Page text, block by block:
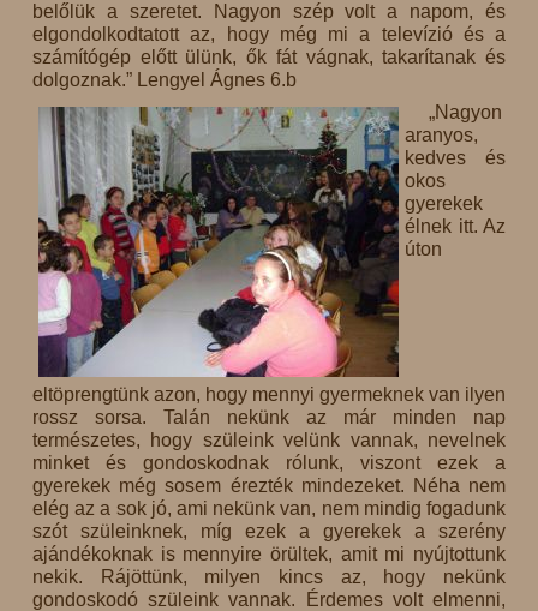
belőlük a szeretet. Nagyon szép volt a napom, és
elgondolkodtatott az, hogy még mi a televízió és a
számítógép előtt ülünk, ők fát vágnak, takarítanak és
dolgoznak.” Lengyel Ágnes 6.b
„Nagyon
aranyos,
kedves és
okos
gyerekek
élnek itt. Az
úton
eltöprengtünk azon, hogy mennyi gyermeknek van ilyen
rossz sorsa. Talán nekünk az már minden nap
természetes, hogy szüleink velünk vannak, nevelnek
minket és gondoskodnak rólunk, viszont ezek a
gyerekek még sosem érezték mindezeket. Néha nem
elég az a sok jó, ami nekünk van, nem mindig fogadunk
szót szüleinknek, míg ezek a gyerekek a szerény
ajándékoknak is mennyire örültek, amit mi nyújtottunk
nekik. Rájöttünk, milyen kincs az, hogy nekünk
gondoskodó szüleink vannak. Érdemes volt elmenni,